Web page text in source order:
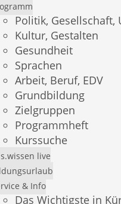
Politik, Gesellschaft,
Kultur, Gestalten
Gesundheit
Sprachen
Arbeit, Beruf, EDV
Grundbildung
Zielgruppen
Programmheft
Kurssuche
live
& Info
Das Wichtigste in
Grundbildung,
1
2
3
4
5
6
7